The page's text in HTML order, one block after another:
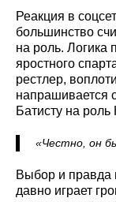
Реакция в
большинство
на роль. Логика
яростного
рестлер,
напрашивается
Батисту на
«Честно, он
Выбор и правда
давно играет